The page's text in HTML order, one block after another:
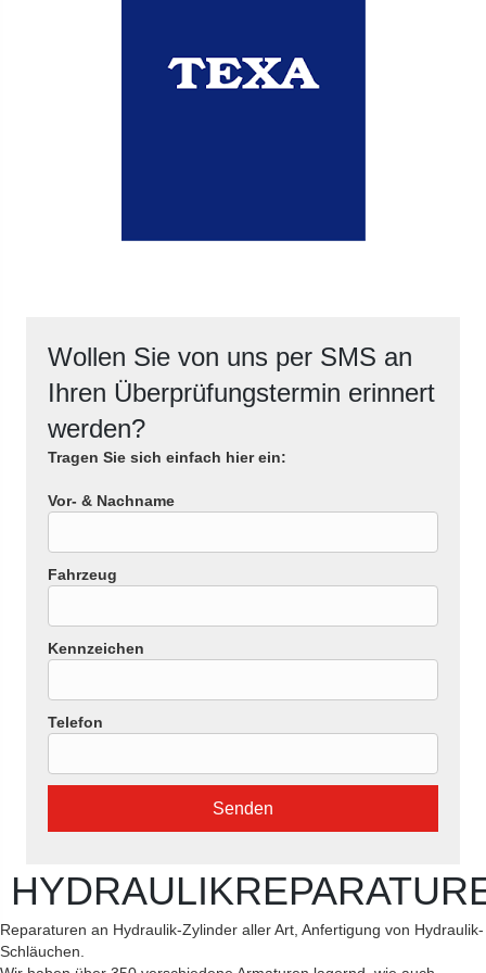
Wollen Sie von uns per SMS an
Ihren Überprüfungstermin erinnert
werden?
Tragen Sie sich einfach hier ein:
Vor- & Nachname
Fahrzeug
Kennzeichen
Telefon
Reparaturen an Hydraulik-Zylinder aller Art, Anfertigung von Hydraulik-
Schläuchen.